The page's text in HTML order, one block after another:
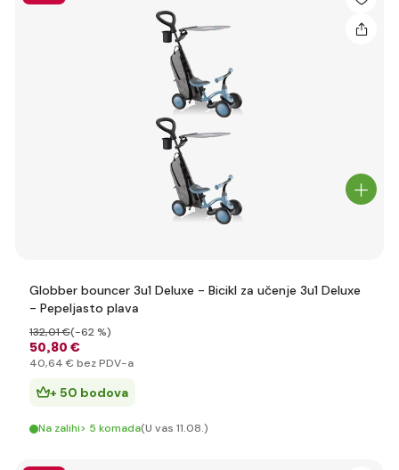
Globber bouncer 3u1 Deluxe - Bicikl za učenje 3u1 Deluxe
- Pepeljasto plava
50,80 €
132,01 €(-62 %)
40,64 € bez PDV-a
+ 50 bodova
Na zalihi> 5 komada(U vas 11.08.)